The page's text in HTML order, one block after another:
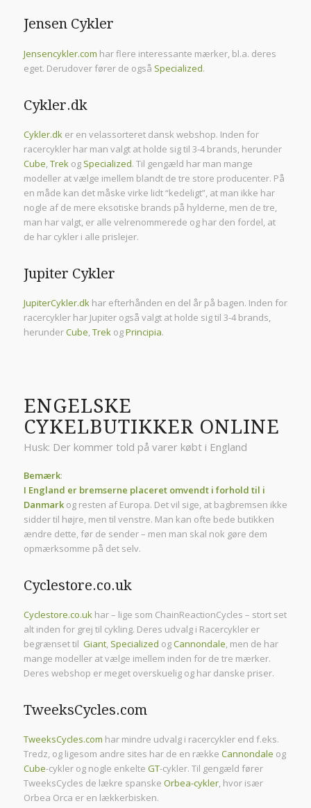
Jensen Cykler
Jensencykler.com har flere interessante mærker, bl.a. deres
eget. Derudover fører de også Specialized.
Cykler.dk
Cykler.dker en velassorteret dansk webshop. Inden for
racercykler har man valgt at holde sig til 3-4 brands, herunder
Cube,Trekog Specialized. Til gengæld har man mange
modeller at vælge imellem blandt de tre store producenter. På
en måde kan det måske virke lidt “kedeligt”, at man ikke har
nogle af de mere eksotiske brands på hylderne, men de tre,
man har valgt, er alle velrenommerede og har den fordel, at
de har cykler i alle prislejer.
Jupiter Cykler
JupiterCykler.dkhar efterhånden en del år på bagen. Inden for
racercykler har Jupiter også valgt at holde sig til 3-4 brands,
herunderCube,TrekogPrincipia.
ENGELSKE
CYKELBUTIKKER ONLINE
Husk: Der kommer told på varer købt i England
Bemærk:
I England er bremserne placeret omvendt i forhold til i
Danmarkog resten af Europa. Det vil sige, at bagbremsen ikke
sidder til højre, men til venstre. Man kan ofte bede butikken
ændre dette, før de sender – men man skal nok gøre dem
opmærksomme på det selv.
Cyclestore.co.uk
Cyclestore.co.ukhar – lige som ChainReactionCycles – stort set
alt inden for grej til cykling. Deres udvalg i Racercykler er
begrænset til Giant, Specialized ogCannondale, men de har
mange modeller at vælge imellem inden for de tre mærker.
Deres webshop er meget overskuelig og har danske priser.
TweeksCycles.com
TweeksCycles.com har mindre udvalg i racercykler end f.eks.
Tredz, og ligesom andre sites har de en række Cannondale og
Cube-cykler og nogle enkelte GT-cykler. Til gengæld fører
TweeksCycles de lækre spanske Orbea-cykler, hvor især
Orbea Orca er en lækkerbisken.